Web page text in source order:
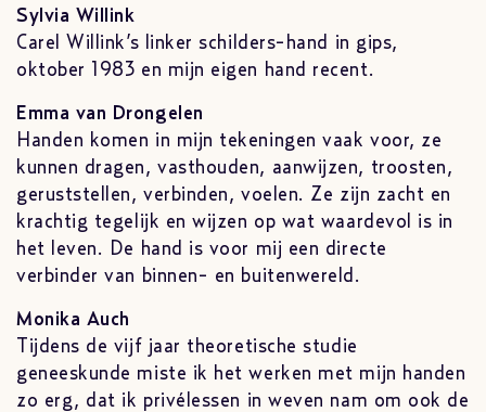
Sylvia Willink
Carel Willink’s linker schilders-hand in gips,
oktober 1983 en mijn eigen hand recent.
Emma van Drongelen
Handen komen in mijn tekeningen vaak voor, ze
kunnen dragen, vasthouden, aanwijzen, troosten,
geruststellen, verbinden, voelen. Ze zijn zacht en
krachtig tegelijk en wijzen op wat waardevol is in
het leven. De hand is voor mij een directe
verbinder van binnen- en buitenwereld.
Monika Auch
Tijdens de vijf jaar theoretische studie
geneeskunde miste ik het werken met mijn handen
zo erg, dat ik privélessen in weven nam om ook de